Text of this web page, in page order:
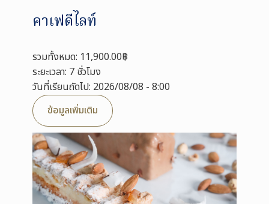
คาเฟดีไลท์
รวมทั้งหมด: 11,900.00฿
ระยะเวลา: 7 ชั่วโมง
วันที่เรียนถัดไป: 2026/08/08 - 8:00
ข้อมูลเพิ่มเติม